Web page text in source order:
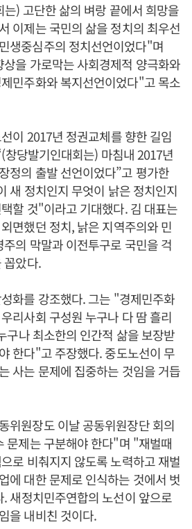
) 고단한 삶의 벼랑 끝에서 희망을
이제는 국민의 삶을 정치의 최우선
생중심주의 정치선언이었다"며
을 가로막는 사회경제적 양극화와
민주화와 복지선언이었다"고 목소
이 2017년 정권교체를 향한 길임
창당발기인대회는) 마침내 2017년
정의 출발 선언이었다”고 평가한
새 정치인지 무엇이 낡은 정치인지
할 것"이라고 기대했다. 김 대표는
면했던 정치, 낡은 지역주의와 민
의 막말과 이전투구로 국민을 걱
꼽았다.
화를 강조했다. 그는 "경제민주화
리사회 구성원 누구나 다 땀 흘리
구나 최소한의 인간적 삶을 보장받
한다"고 주장했다. 중도노선이 무
사는 문제에 집중하는 것임을 거듭
위원장도 이날 공동위원장단 회의
문제는 구분해야 한다"며 "재벌때
로 비춰지지 않도록 노력하고 재벌
에 대한 문제로 인식하는 것에서 벗
새정치민주연합의 노선이 앞으로
을 내비친 것이다.